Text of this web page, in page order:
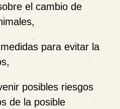
el cambio de
para evitar la
posibles riesgos
de la posible